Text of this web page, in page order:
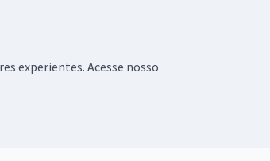
experientes. Acesse nosso